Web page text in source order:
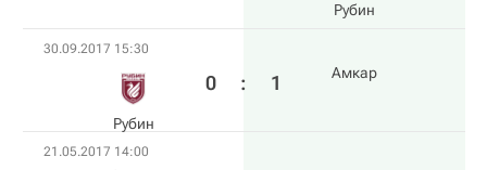
Рубин
30.09.2017 15:30
Рубин
0 : 1 Амкар
21.05.2017 14:00